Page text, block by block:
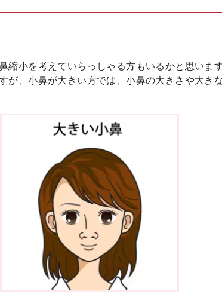
小を考えていらっしゃる方もいるかと思います
が、小鼻が大きい方では、小鼻の大きさや大き